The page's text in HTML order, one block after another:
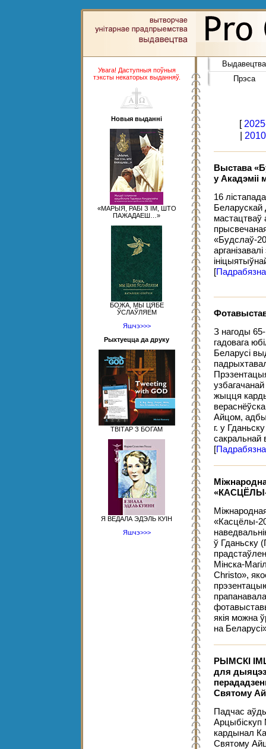
Увага! Даступныя поўныя
тэксты некаторых выданняў.
Новыя выданні
«МАРЫЯ, РАБІ З ІМ, ШТО
ПАЖАДАЕШ…»
БОЖА, МЫ ЦЯБЕ
ЎСЛАЎЛЯЕМ
Яшчэ>>>
Рыхтуецца да друку
ТВІТАР З БОГАМ
Я ВЕДАЛА ЭДЭЛЬ КУІН
Яшчэ>>>
Выдавецтва
Прэса
[
|
Выстава
у Акадэміі
16
Беларускай
мастацтваў
«Будслаў-
[Падрабязна
З нагоды 65-
гадовага
Беларусі
жыцця
Айцом,
г. у
сакральнай
[Падрабязна
«КАСЦЁЛЫ-
«Касцёлы-
ў Гданьску
Мінска-
Christo»,
якія можна
на
РЫМСКІ
для
Святому
Падчас
Арцыбіскуп
кардынал
Святому